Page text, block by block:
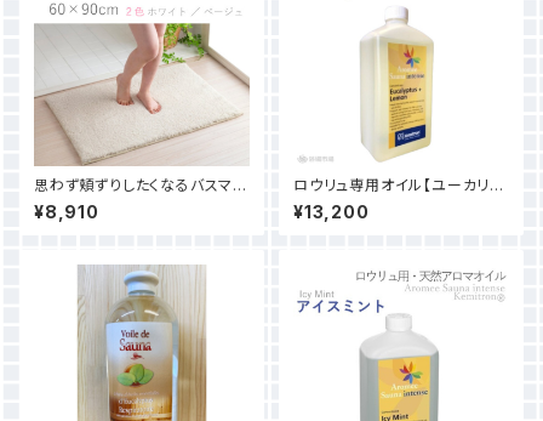
思わず頬ずりしたくなるバスマッ
トプレミアム 60×90cm （２色）
¥8,910
ロウリュ専用オイル【ユーカリ
+レモン 1L】｜Aromee Sauna
intense
¥13,200